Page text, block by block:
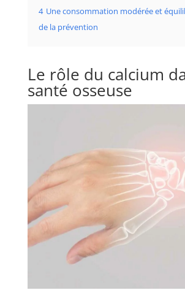
4 Une consommation modérée et
de la prévention
Le rôle du calcium
santé osseuse